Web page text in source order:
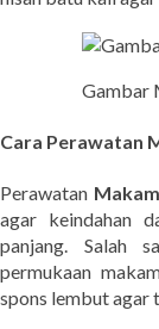
Gambar
Cara Perawatan
Perawatan
agar keindahan
panjang. Salah
permukaan
spons lembut agar